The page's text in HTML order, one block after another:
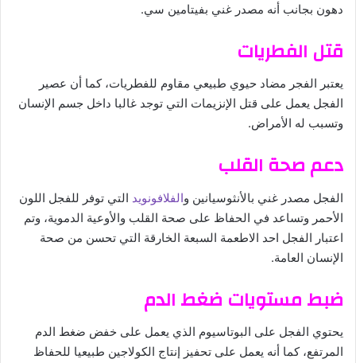
دهون بجانب أنه مصدر غني بفيتامين سي.
قتل الفطريات
يعتبر الفجر مضاد حيوي طبيعي مقاوم للفطريات، كما أن عصير
الفجل يعمل على قتل الإنزيمات التي توجد غالبا داخل جسم الإنسان
وتسبب له الأمراض.
دعم صحة القلب
الفجل مصدر غني بالأنثوسيانين والفلافونويد التي توفر للفجل اللون
الأحمر وتساعد في الحفاظ على صحة القلب والأوعية الدموية، وتم
اعتبار الفجل احد الاطعمة السبعة الخارقة التي تحسن من صحة
الإنسان العامة.
ضبط مستويات ضغط الدم
يحتوي الفجل على البوتاسيوم الذي يعمل على خفض ضغط الدم
المرتفع، كما أنه يعمل على تحفيز إنتاج الكولاجين طبيعيا للحفاظ